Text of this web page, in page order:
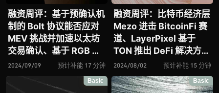
融资周评：基于预确认机
制的 Bolt 协议能否应对
MEV 挑战并加速以太坊
交易确认、基于 RGB 协
议的比特币原生应用框架
层 BiHelix 入场、再质押
协议 Solayer 为 Solana
2024/09/09 预计补能 17 分钟
融资周评：比特币经济层
Mezo 进击 BitcoinFi 赛
道、LayerPixel 基于
TON 推出 DeFi 解决方
案、Memecoin 借贷协
议 BlonkFi 入场、
Icebreaker 能否成为链
2024/08/02 预计补能 15 分钟
Basic Basic